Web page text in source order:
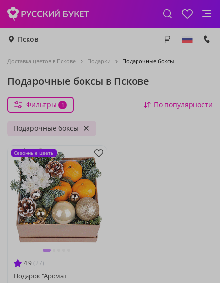
Псков
Доставка цветов в Пскове Подарки Подарочные боксы
Подарочные боксы в Пскове
Фильтры 1 По популярности
Подарочные боксы
4.9 (27)
Подарок "Аромат
Сезонные цветы